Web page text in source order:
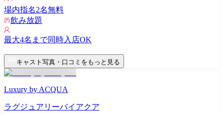
場内指名2名無料
飲み放題
最大4名まで同時入店OK
キャスト写真・口コミをもっと見る
Luxury by ACQUA
ラグジュアリーバイアクア